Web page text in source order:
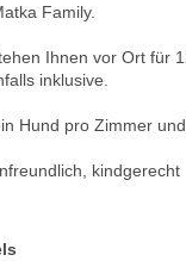
Family.
Ihnen vor Ort für
inklusive.
Hund pro Zimmer
kindgerecht